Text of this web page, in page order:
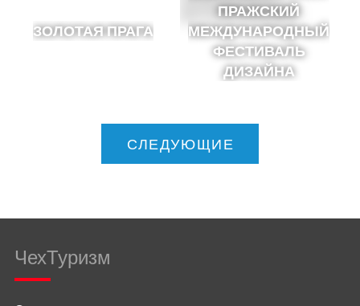
ЗОЛОТАЯ ПРАГА
ПРАЖСКИЙ
МЕЖДУНАРОДНЫЙ
ФЕСТИВАЛЬ
ДИЗАЙНА
СЛЕДУЮЩИЕ
ЧехТуризм